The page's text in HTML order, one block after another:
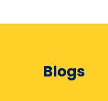
Blogs